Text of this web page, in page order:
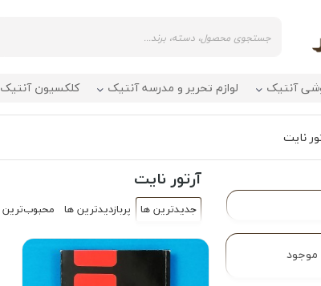
آنتیک لوازم تحریر و مدرسه آنتیک کلکسیون آنتیک
نایت
آرتور نایت
جدیدترین ها پربازدیدترین ها محبوب‌‌ترین